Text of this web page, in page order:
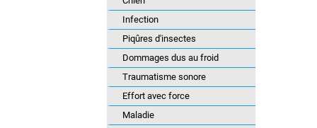
Infection
Piqûres d'insectes
Dommages dus au froid
Traumatisme sonore
Effort avec force
Maladie